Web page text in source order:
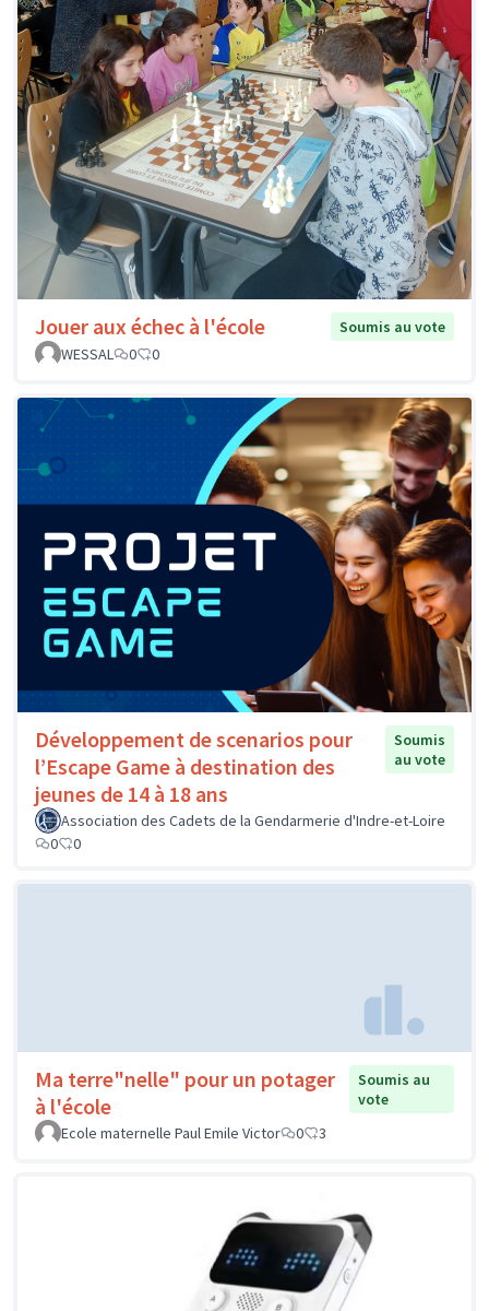
Jouer aux échec à l'école
Soumis au vote
WESSAL
0 0
Développement de scenarios pour
l’Escape Game à destination des
jeunes de 14 à 18 ans
Soumis
au vote
Association des Cadets de la Gendarmerie d'Indre-et-Loire
0
0
Ma terre"nelle" pour un potager
à l'école
Soumis au
vote
Ecole maternelle Paul Emile Victor
0 3